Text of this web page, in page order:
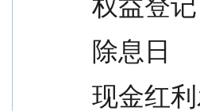
权益登记
除息日
现金红